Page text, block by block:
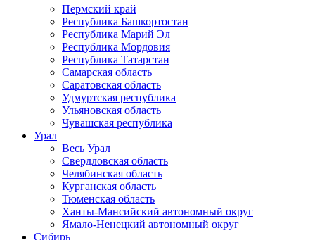
Пермский край
Республика Башкортостан
Республика Марий Эл
Республика Мордовия
Республика Татарстан
Самарская область
Саратовская область
Удмуртская республика
Ульяновская область
Чувашская республика
Урал
Весь Урал
Свердловская область
Челябинская область
Курганская область
Тюменская область
Ханты-Мансийский автономный округ
Ямало-Ненецкий автономный округ
Сибирь